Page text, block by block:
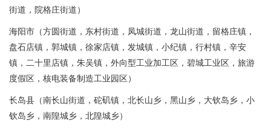
街道，院格庄街道）
海阳市（方圆街道，东村街道，凤城街道，龙山街道，留格庄镇，
盘石店镇，郭城镇，徐家店镇，发城镇，小纪镇，行村镇，辛安
镇，二十里店镇，朱吴镇，外向型工业加工区，碧城工业区，旅游
度假区，核电装备制造工业园区）
长岛县（南长山街道，砣矶镇，北长山乡，黑山乡，大钦岛乡，小
钦岛乡，南隍城乡，北隍城乡）